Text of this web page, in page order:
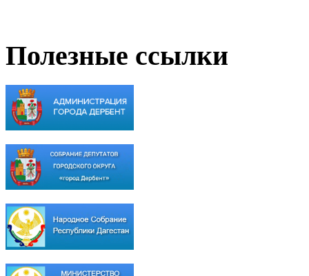
Полезные ссылки